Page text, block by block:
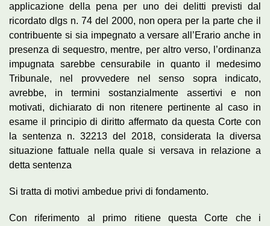
applicazione della pena per uno dei delitti previsti dal
ricordato dlgs n. 74 del 2000, non opera per la parte che il
contribuente si sia impegnato a versare all’Erario anche in
presenza di sequestro, mentre, per altro verso, l’ordinanza
impugnata sarebbe censurabile in quanto il medesimo
Tribunale, nel provvedere nel senso sopra indicato,
avrebbe, in termini sostanzialmente assertivi e non
motivati, dichiarato di non ritenere pertinente al caso in
esame il principio di diritto affermato da questa Corte con
la sentenza n. 32213 del 2018, considerata la diversa
situazione fattuale nella quale si versava in relazione a
detta sentenza
Si tratta di motivi ambedue privi di fondamento.
Con riferimento al primo ritiene questa Corte che i